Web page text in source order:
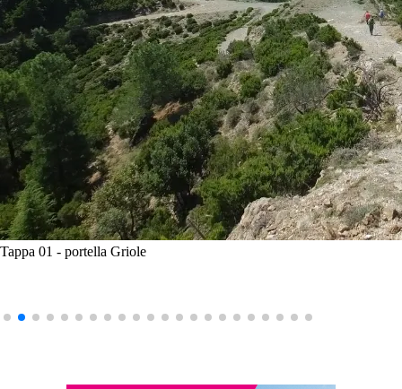
Tappa 01 - portella Griole